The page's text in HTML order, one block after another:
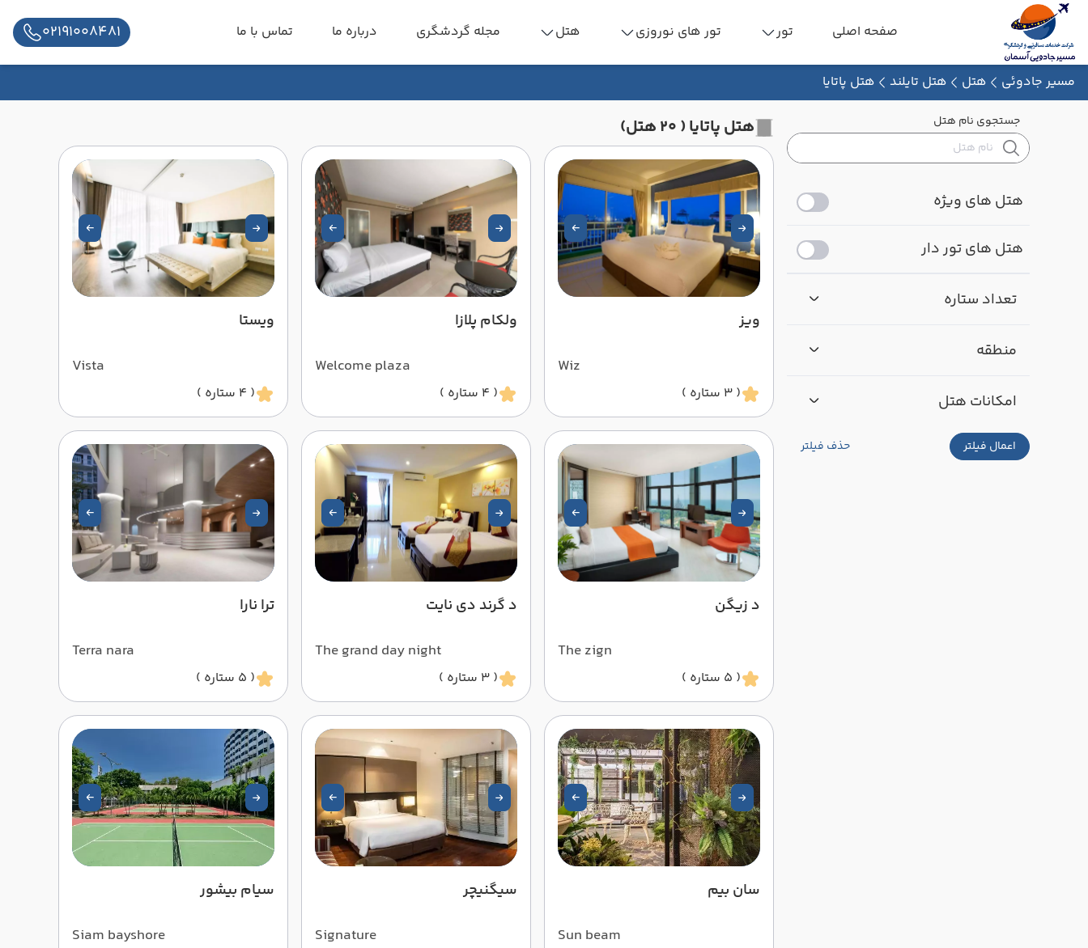
صفحه اصلی تور تور های نوروزی هتل مجله گردشگری درباره ما تماس با ما 02191008481
مسیر جادوئی هتل هتل تایلند هتل پاتایا
جستجوی نام هتل
هتل های ویژه
هتل های تور دار
تعداد ستاره
منطقه
امکانات هتل
اعمال فیلتر حذف فیلتر
هتل پاتایا ( 20 هتل)
ویز
Wiz
( 3 ستاره )
ولکام پلازا
Welcome plaza
( 4 ستاره )
ویستا
Vista
( 4 ستاره )
د زیگن
The zign
( 5 ستاره )
د گرند دی نایت
The grand day night
( 3 ستاره )
ترا نارا
Terra nara
( 5 ستاره )
سان بیم
Sun beam
سیگنیچر
Signature
سیام بیشور
Siam bayshore